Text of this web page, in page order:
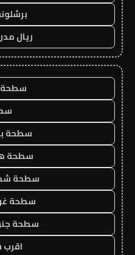
ريال
سطحة
سطحة
سطحة
سطحة
سطحة
سطحة